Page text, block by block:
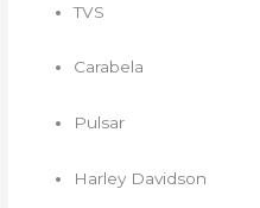
TVS
Carabela
Pulsar
Harley Davidson